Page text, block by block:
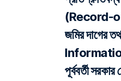
(Record-
জমির দাগের
পূর্ববর্তী